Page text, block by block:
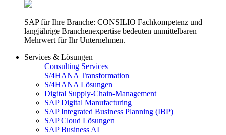
SAP für Ihre Branche: CONSILIO Fachkompetenz und
langjährige Branchenexpertise bedeuten unmittelbaren
Mehrwert für Ihr Unternehmen.
Services & Lösungen
Consulting Services
S/4HANA Transformation
S/4HANA Lösungen
Digital Supply-Chain-Management
SAP Digital Manufacturing
SAP Integrated Business Planning (IBP)
SAP Cloud Lösungen
SAP Business AI